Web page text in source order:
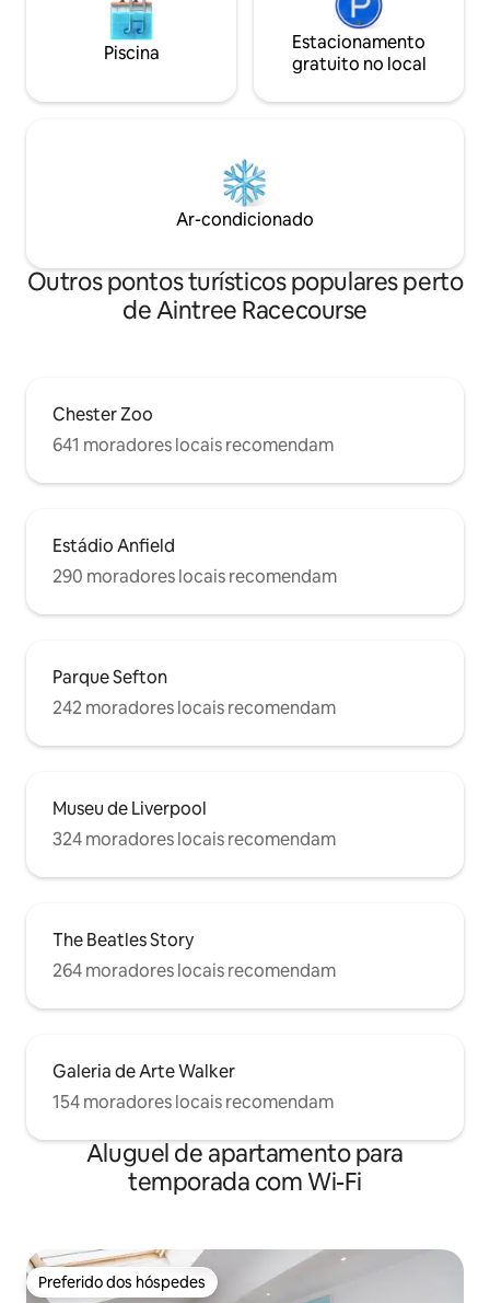
Piscina
Estacionamento
gratuito no local
Ar-condicionado
Outros pontos turísticos populares perto
de Aintree Racecourse
Chester Zoo
641 moradores locais recomendam
Estádio Anfield
290 moradores locais recomendam
Parque Sefton
242 moradores locais recomendam
Museu de Liverpool
324 moradores locais recomendam
The Beatles Story
264 moradores locais recomendam
Galeria de Arte Walker
154 moradores locais recomendam
Aluguel de apartamento para
temporada com Wi-Fi
Preferido dos hóspedes
Preferido dos hóspedes